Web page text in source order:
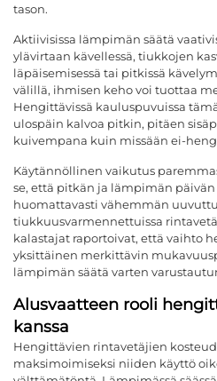
tason.
Aktiivisissa lämpimän säätä
ylävirtaan kävellessä, tiukkojen
läpäisemisessä tai pitkissä
välillä, ihmisen keho voi tuottaa
Hengittävissä kauluspuvuissa
ulospäin kalvoa pitkin, pitäen
kuivempana kuin missään ei-
Käytännöllinen vaikutus
se, että pitkän ja lämpimän
huomattavasti vähemmän
tiukkuusvarmennettuissa
kalastajat raportoivat, että vaihto
yksittäinen merkittävin
lämpimän säätä varten
Alusvaatteen rooli
kanssa
Hengittävien rintavetäjien
maksimoimiseksi niiden käyttö